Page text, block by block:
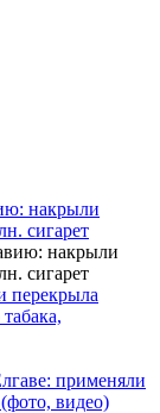
накрыли
сигарет
перекрыла
применяли
видео)